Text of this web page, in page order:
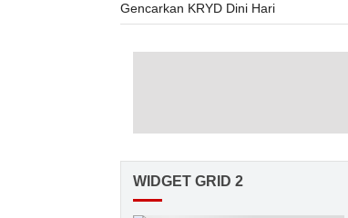
Gencarkan KRYD Dini Hari
WIDGET GRID 2